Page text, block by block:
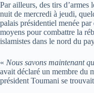
Par ailleurs, des tirs d’armes
nuit de mercredi à jeudi,
palais présidentiel menée
moyens pour combattre la
islamistes dans le nord du
« Nous savons maintenant
avait déclaré un membre du
président Toumani se